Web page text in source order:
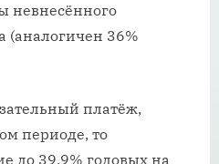
невнесённого
(аналогичен 36%
платёж,
периоде, то
до 39,9% годовых на